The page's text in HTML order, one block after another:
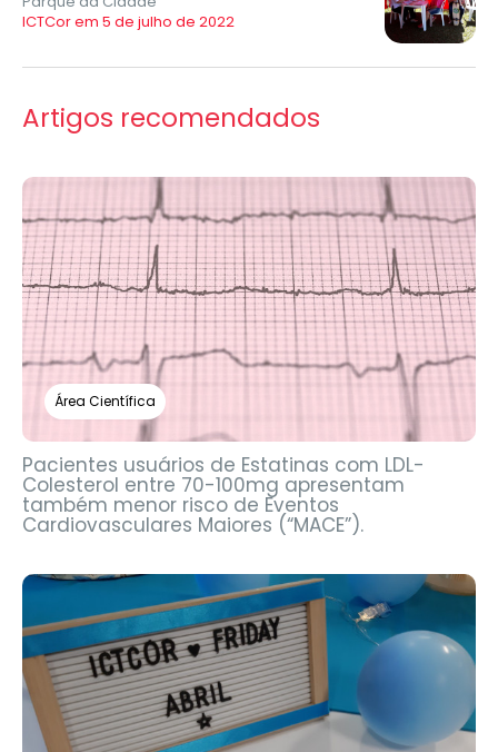
ICTCor em 5 de julho de 2022
Artigos recomendados
Área Científica
Pacientes usuários de Estatinas com LDL-
Colesterol entre 70-100mg apresentam
também menor risco de Eventos
Cardiovasculares Maiores (“MACE”).